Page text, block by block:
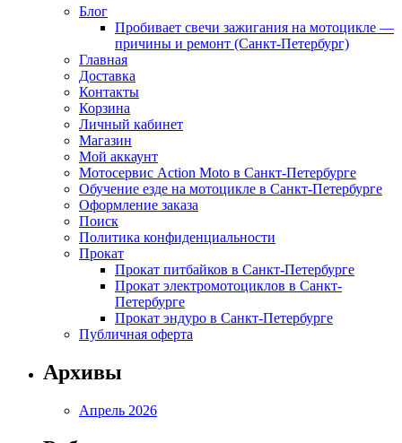
Блог
Пробивает свечи зажигания на мотоцикле —
причины и ремонт (Санкт-Петербург)
Главная
Доставка
Контакты
Корзина
Личный кабинет
Магазин
Мой аккаунт
Мотосервис Action Moto в Санкт-Петербурге
Обучение езде на мотоцикле в Санкт-Петербурге
Оформление заказа
Поиск
Политика конфиденциальности
Прокат
Прокат питбайков в Санкт-Петербурге
Прокат электромотоциклов в Санкт-
Петербурге
Прокат эндуро в Санкт-Петербурге
Публичная оферта
Архивы
Апрель 2026